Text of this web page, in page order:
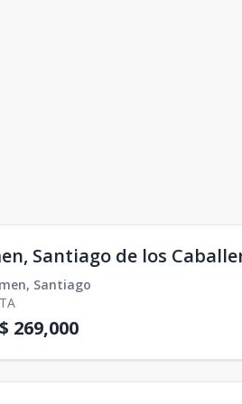
Santiago de los
, Santiago
269,000